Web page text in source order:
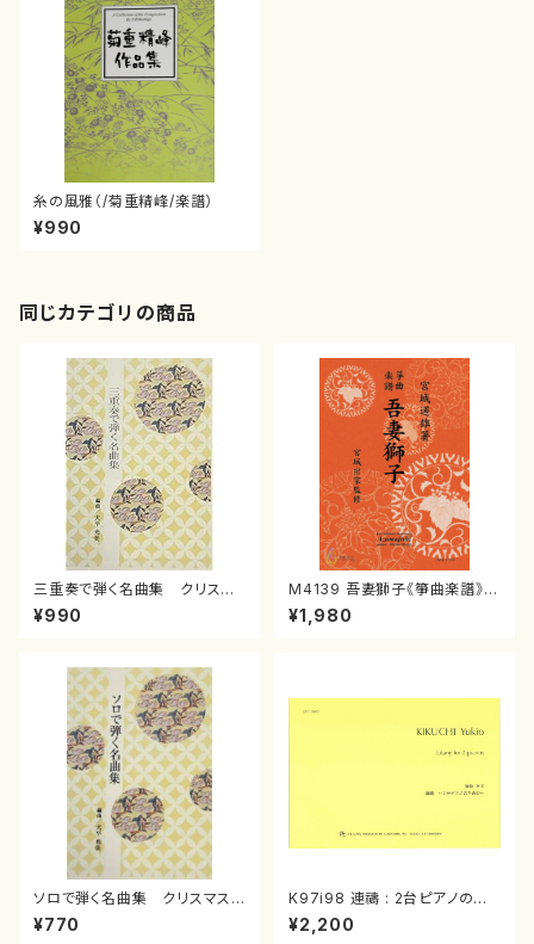
糸の風雅（/菊重精峰/楽譜）
¥990
同じカテゴリの商品
三重奏で弾く名曲集 クリスマ
スメドレー( 箏2/大平光美 編
曲/楽譜）
¥990
M4139 吾妻獅子《箏曲楽譜》
（箏/宮城道雄著・宮城宗家監修/
箏曲古典楽譜）
¥1,980
ソロで弾く名曲集 クリスマス・
イブ／恋人がサンタクロース(
箏独奏 /大平光美 編曲/楽
¥770
K97i98 連禱 : 2台ピアノのた
めの（2 Pianos / 菊池 幸夫 /
楽譜）
¥2,200